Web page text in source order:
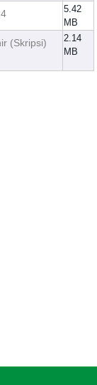
5.42
MB
(Skripsi)
2.14
MB